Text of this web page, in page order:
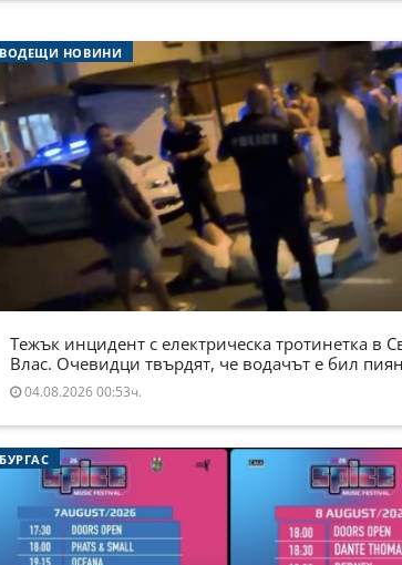
ВОДЕЩИ НОВИНИ
Тежък инцидент с електрическа тротинетка в
Влас. Очевидци твърдят, че водачът е бил
04.08.2026 00:53ч.
БУРГАС